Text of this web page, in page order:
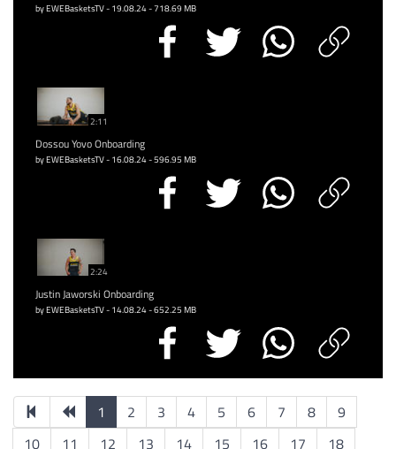
by EWEBasketsTV - 19.08.24 - 718.69 MB
2:11
Dossou Yovo Onboarding
by EWEBasketsTV - 16.08.24 - 596.95 MB
2:24
Justin Jaworski Onboarding
by EWEBasketsTV - 14.08.24 - 652.25 MB
1 2 3 4 5 6 7 8
9
10
11 12 13 14 15 16 17 18